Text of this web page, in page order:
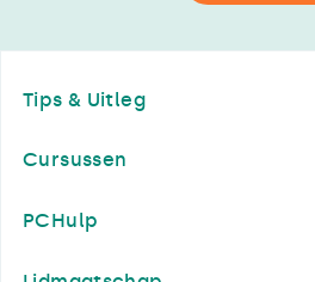
Tips & Uitleg
Cursussen
PCHulp